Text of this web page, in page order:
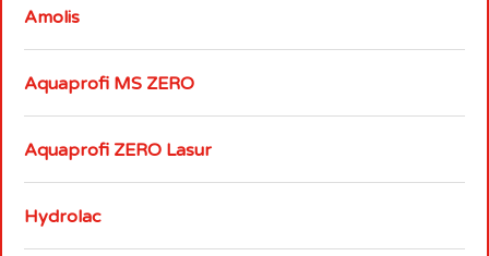
Amolis
Aquaprofi MS ZERO
Aquaprofi ZERO Lasur
Hydrolac